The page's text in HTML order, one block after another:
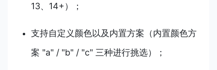
13、14+）；
支持自定义颜色以及内置方案（内置颜色方
案 "a" / "b" / "c" 三种进行挑选）；